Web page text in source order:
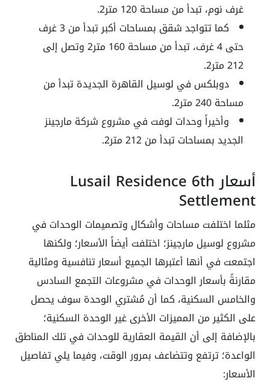
غرف نوم، تبدأ من مساحة 120 متر2.
كما تتواجد شقق بمساحات أكبر تبدأ من 3 غرف
حتى 4 غرف، تبدأ من مساحة 160 متر2 وتصل إلى
212 متر2.
دوبلكس في لوسيل القاهرة الجديدة تبدأ من
مساحة 240 متر2.
وأخيراً وحدات لوفت في مشروع شركة مارجينز
الجديد بمساحات تبدأ من 212 متر2.
أسعار Lusail Residence 6th
Settlement
مثلما اختلفت مساحات وأشكال وتصميمات الوحدات في
مشروع لوسيل مارجينز؛ اختلفت أيضاً الأسعار؛ ولكنها
اجتمعت في أنها أعتبرها الجميع أسعار تنافسية ومثالية
مقارنةً بأسعار الوحدات في مشروعات التجمع السادس
والخامس السكنية، كما أن مُشتري الوحدة سوف يحصل
على الكثير من المميزات الأخرى غير الوحدة السكنية؛
بالإضافة إلى أن القيمة العقارية للوحدات في تلك المناطق
الواعدة؛ ترتفع وتتضاعف بمرور الوقت، وفيما يلي تفاصيل
الأسعار: